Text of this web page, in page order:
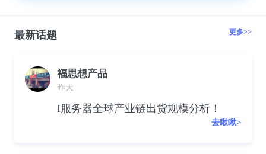
最新话题 更多>>
福思想产品
昨天
I服务器全球产业链出货规模分析！
去瞅瞅>